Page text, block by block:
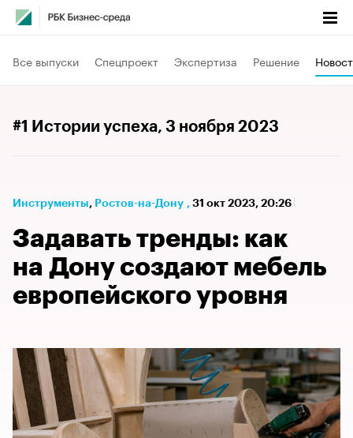
Все выпуски Спецпроект Экспертиза Решение
#1 Истории успеха, 3 ноября 2023
Инструменты⁠, Ростов-на-Дону , 31 окт 2023, 20:26
Задавать тренды: как
на Дону создают мебель
европейского уровня